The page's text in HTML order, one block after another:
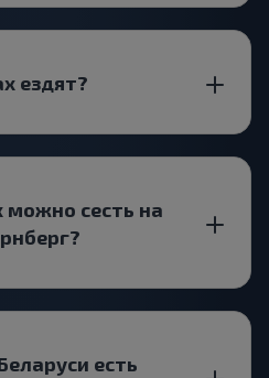
ездят?
можно сесть на
есть